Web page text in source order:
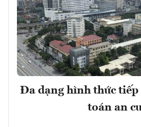
Đa dạng hình thức
toán an